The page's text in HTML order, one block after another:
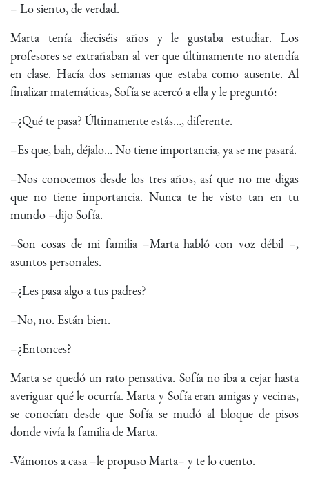
– Lo siento, de verdad.
Marta tenía dieciséis años y le gustaba estudiar. Los
profesores se extrañaban al ver que últimamente no atendía
en clase. Hacía dos semanas que estaba como ausente. Al
finalizar matemáticas, Sofía se acercó a ella y le preguntó:
–¿Qué te pasa? Últimamente estás…, diferente.
–Es que, bah, déjalo… No tiene importancia, ya se me pasará.
–Nos conocemos desde los tres años, así que no me digas
que no tiene importancia. Nunca te he visto tan en tu
mundo –dijo Sofía.
–Son cosas de mi familia –Marta habló con voz débil –,
asuntos personales.
–¿Les pasa algo a tus padres?
–No, no. Están bien.
–¿Entonces?
Marta se quedó un rato pensativa. Sofía no iba a cejar hasta
averiguar qué le ocurría. Marta y Sofía eran amigas y vecinas,
se conocían desde que Sofía se mudó al bloque de pisos
donde vivía la familia de Marta.
-Vámonos a casa –le propuso Marta– y te lo cuento.